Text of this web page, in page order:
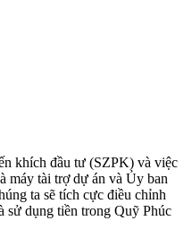
khích đầu tư (SZPK) và việc
máy tài trợ dự án và Ủy ban
ta sẽ tích cực điều chỉnh
sử dụng tiền trong Quỹ Phúc